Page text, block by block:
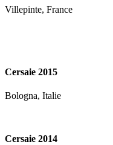
Villepinte, France
Cersaie 2015
Bologna, Italie
Cersaie 2014